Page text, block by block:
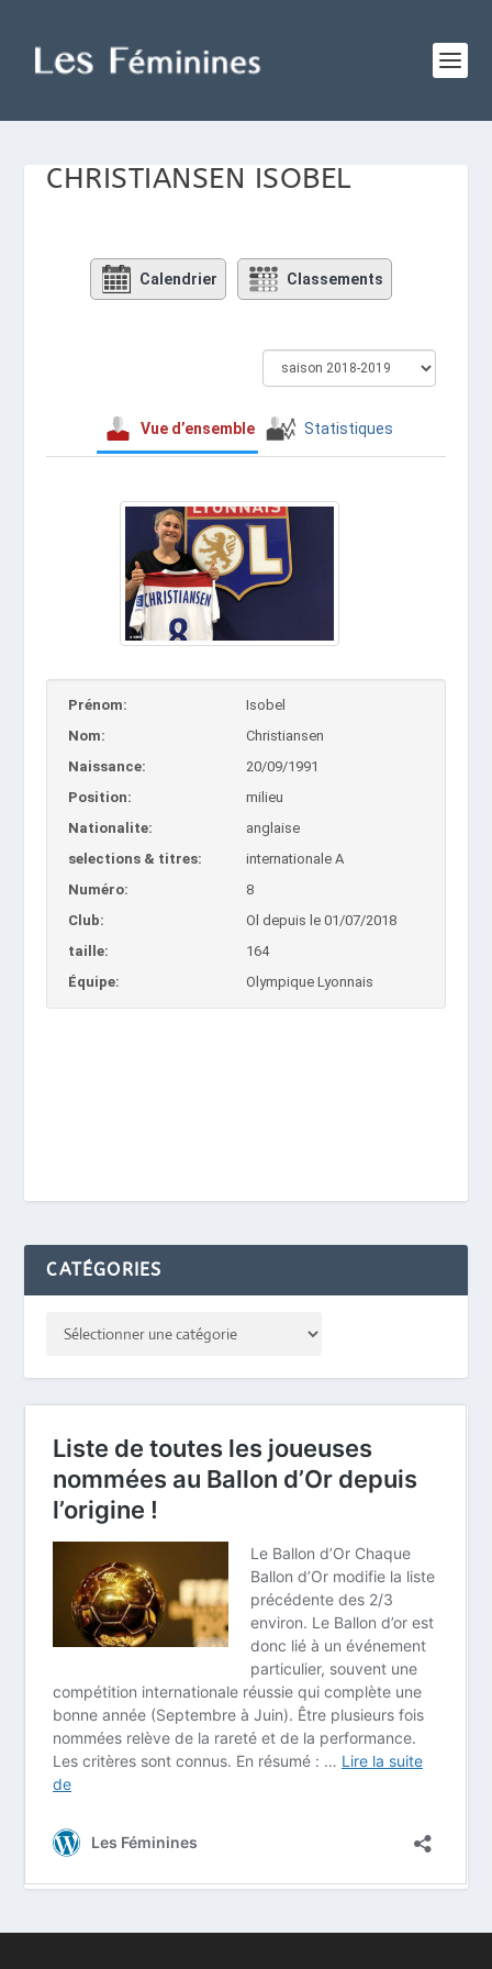
CHRISTIANSEN ISOBEL
Calendrier Classements
Vue d’ensemble Statistiques
Prénom:
Isobel
Nom:
Christiansen
Naissance:
20/09/1991
Position:
milieu
Nationalite:
anglaise
selections & titres:
internationale A
Numéro:
8
Club:
Ol depuis le 01/07/2018
taille:
164
Équipe:
Olympique Lyonnais
CATÉGORIES